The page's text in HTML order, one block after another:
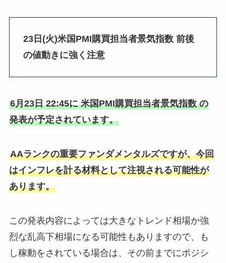
23日(火)米国PMI購買担当者景気指数 前後
の値動きに強く注意
6月23日 22:45に 米国PMI購買担当者景気指数 の
発表が予定されています。
AAランクの重要ファンダメンタルズですが、今回
はインフレを計る材料として注視される可能性が
あります。
この発表内容によっては大きなトレンド相場か強
烈な乱高下相場になる可能性もありますので、も
し稼動をされている場合は、その前までにポジシ